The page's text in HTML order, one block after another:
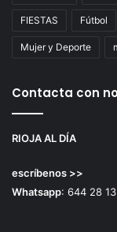
FIESTAS Fútbol
Mujer y Deporte
Contacta con
RIOJA AL DÍA
escríbenos >>
Whatsapp: 644 28